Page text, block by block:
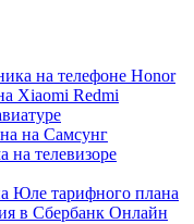
на телефоне Honor
Xiaomi Redmi
на Самсунг
на телевизоре
Юле тарифного плана
в Сбербанк Онлайн